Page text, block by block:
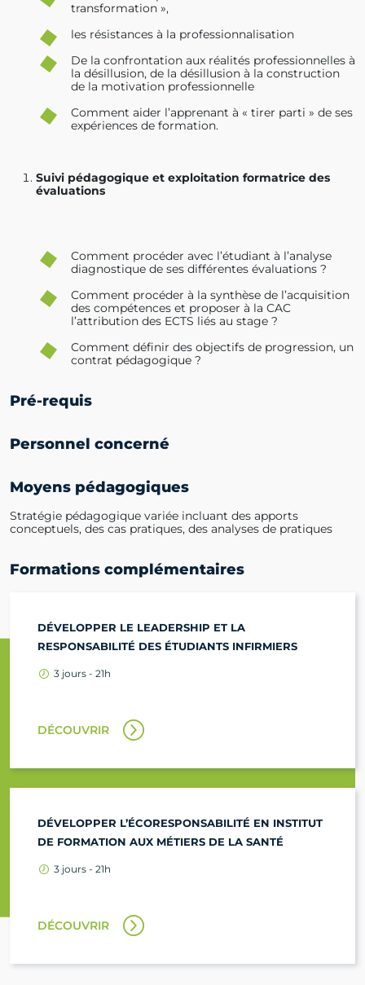
transformation »,
les résistances à la professionnalisation
De la confrontation aux réalités professionnelles à
la désillusion, de la désillusion à la construction
de la motivation professionnelle
Comment aider l’apprenant à « tirer parti » de ses
expériences de formation.
Suivi pédagogique et exploitation formatrice des
évaluations
Comment procéder avec l’étudiant à l’analyse
diagnostique de ses différentes évaluations ?
Comment procéder à la synthèse de l’acquisition
des compétences et proposer à la CAC
l’attribution des ECTS liés au stage ?
Comment définir des objectifs de progression, un
contrat pédagogique ?
Pré-requis
Personnel concerné
Moyens pédagogiques
Stratégie pédagogique variée incluant des apports
conceptuels, des cas pratiques, des analyses de pratiques
Formations complémentaires
DÉVELOPPER LE LEADERSHIP ET LA
RESPONSABILITÉ DES ÉTUDIANTS INFIRMIERS
3 jours - 21h
DÉCOUVRIR
DÉVELOPPER L’ÉCORESPONSABILITÉ EN INSTITUT
DE FORMATION AUX MÉTIERS DE LA SANTÉ
3 jours - 21h
DÉCOUVRIR